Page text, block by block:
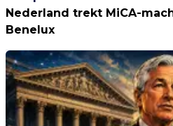
Nederland trekt MiCA-
Benelux